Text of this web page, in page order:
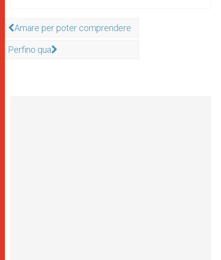
Amare per poter comprendere
Perfino qua